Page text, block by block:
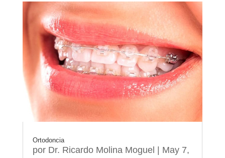
Ortodoncia
por Dr. Ricardo Molina Moguel
May 7,